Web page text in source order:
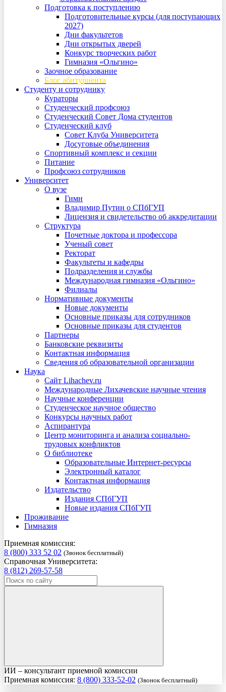
Подготовка к поступлению
Подготовительные курсы (для поступающих
2027)
Дни факультетов
Дни открытых дверей
Конкурс творческих работ
Гимназия «Ольгино»
Заочное образование
Блог абитуриента
Студенту и сотруднику
Кураторы
Студенческий профсоюз
Студенческий Совет Дома студентов
Студенческий клуб
Совет Клуба Университета
Досуговые объединения
Спортивный комплекс и секции
Питание
Профсоюз сотрудников
Университет
О вузе
Гимн
Владимир Путин о СПбГУП
Лицензия и свидетельство об аккредитации
Структура
Почетные доктора и профессора
Ученый совет
Ректорат
Факультеты и кафедры
Подразделения и службы
Международная гимназия «Ольгино»
Филиалы
Нормативные документы
Новые документы
Основные приказы для сотрудников
Основные приказы для студентов
Партнеры
Банковские реквизиты
Контактная информация
Сведения об образовательной организации
Наука
Сайт Lihachev.ru
Международные Лихачевские научные чтения
Научные конференции
Студенческое научное общество
Конкурсы научных работ
Аспирантура
Центр мониторинга и анализа социально-
трудовых конфликтов
О библиотеке
Образовательные Интернет-ресурсы
Электронный каталог
Контактная информация
Издательство
Издания СПбГУП
Новые издания СПбГУП
Проживание
Гимназия
Приемная комиссия:
8 (800) 333 52 02 (Звонок бесплатный)
Справочная Университета:
8 (812) 269-57-58
ИИ – консультант приемной комиссии
Приемная комиссия: 8 (800) 333-52-02 (Звонок бесплатный)